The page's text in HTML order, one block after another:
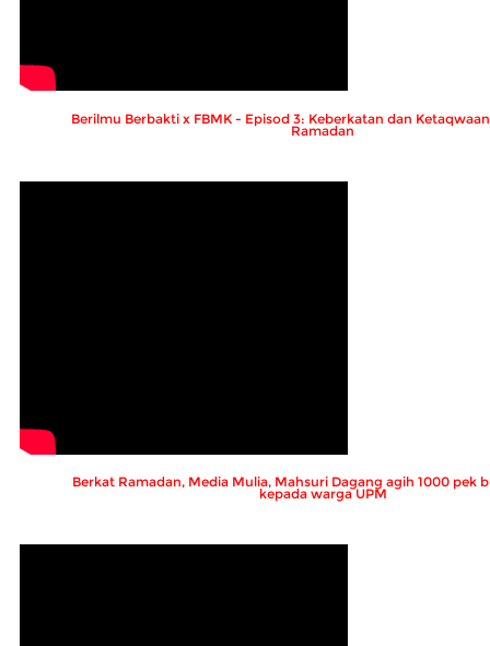
Berilmu Berbakti x FBMK - Episod 3: Keberkatan dan
Ramadan
Berkat Ramadan, Media Mulia, Mahsuri Dagang agih 1000 pek
kepada warga UPM